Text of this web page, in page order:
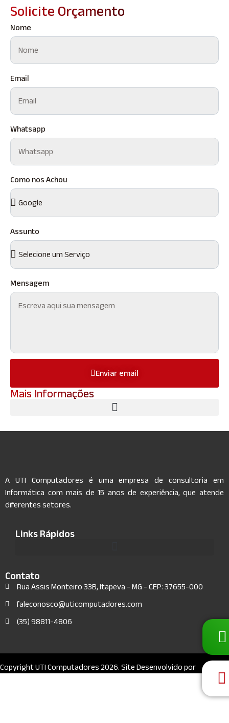
Solicite Orçamento
Nome
Email
Whatsapp
Como nos Achou
Assunto
Mensagem
Enviar email
Mais Informações
A UTI Computadores é uma empresa de consultoria em
Informática com mais de 15 anos de experiência, que atende
diferentes setores.
Links Rápidos
Contato
Rua Assis Monteiro 33B, Itapeva - MG - CEP: 37655-000
faleconosco@uticomputadores.com
(35) 98811-4806
Copyright UTI Computadores 2026. Site Desenvolvido por